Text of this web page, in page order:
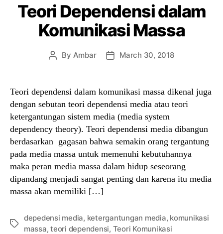
Teori Dependensi dalam
Komunikasi Massa
Post
By Ambar
PostMarch 30, 2018
Teori dependensi dalam komunikasi massa dikenal juga
dengan sebutan teori dependensi media atau teori
ketergantungan sistem media (media system
dependency theory). Teori dependensi media dibangun
berdasarkan gagasan bahwa semakin orang tergantung
pada media massa untuk memenuhi kebutuhannya
maka peran media massa dalam hidup seseorang
dipandang menjadi sangat penting dan karena itu media
massa akan memiliki […]
Tags
depedensi media, ketergantungan media, komunikasi
massa,teori dependensi, Teori Komunikasi